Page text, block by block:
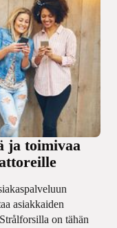
ja toimivaa
asiakkaiden
on tähän